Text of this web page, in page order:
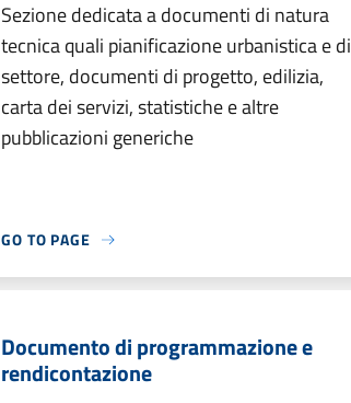
Sezione dedicata a documenti di natura
tecnica quali pianificazione urbanistica e di
settore, documenti di progetto, edilizia,
carta dei servizi, statistiche e altre
pubblicazioni generiche
GO TO PAGE
Documento di programmazione e
rendicontazione